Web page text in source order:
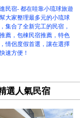
小琉球】新版官網熱情開站
小琉球粉絲團】即時動態!!
民宿- 都在哇靠小琉球旅遊
大家整理最多元的小琉球
集合了全新完工的民宿，
薦，包棟民宿推薦，特色
情侶度假首選，讓在選擇
速方便！
選人氣民宿